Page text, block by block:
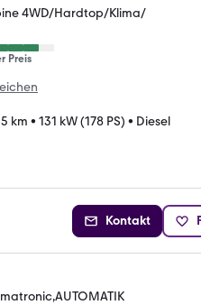
4WD/Hardtop/Klima/
Preis
km • 131 kW (178 PS) • Diesel
Kontakt